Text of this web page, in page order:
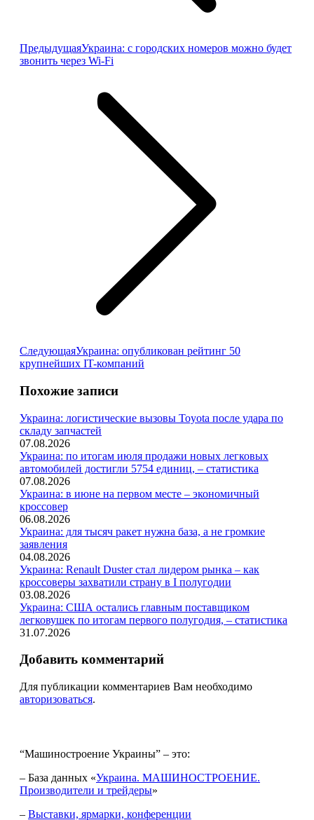
ПредыдущаяПредыдущая
запись:
Украина: с городских номеров можно будет
звонить через Wi-Fi
СледующаяСледующая
запись:
Украина: опубликован рейтинг 50
крупнейших IT-компаний
Похожие записи
Украина: логистические вызовы Toyota после удара по
складу запчастей
07.08.2026
Украина: по итогам июля продажи новых легковых
автомобилей достигли 5754 единиц, – статистика
07.08.2026
Украина: в июне на первом месте – экономичный
кроссовер
06.08.2026
Украина: для тысяч ракет нужна база, а не громкие
заявления
04.08.2026
Украина: Renault Duster стал лидером рынка – как
кроссоверы захватили страну в I полугодии
03.08.2026
Украина: США остались главным поставщиком
легковушек по итогам первого полугодия, – статистика
31.07.2026
Добавить комментарий
Для публикации комментариев Вам необходимо
авторизоваться.
“Машиностроение Украины” – это:
– База данных «Украина. МАШИНОСТРОЕНИЕ.
Производители и трейдеры»
– Выставки, ярмарки, конференции